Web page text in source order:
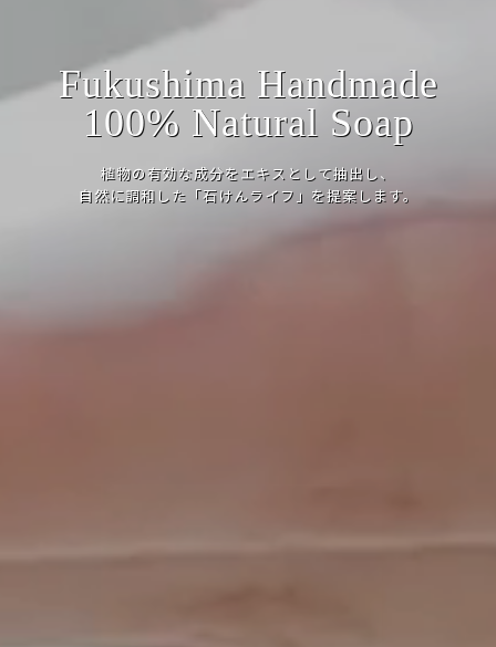
Fukushima Handmade
100% Natural Soap
植物の有効な成分をエキスとして抽出し、
自然に調和した「石けんライフ」を提案します。